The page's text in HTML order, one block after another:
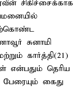
சிகிச்சைக்காக
சுனாமி
கார்த்தி(21)
என்பதும் தெரிய
கைது